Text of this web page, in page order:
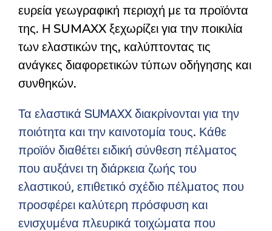
ευρεία γεωγραφική περιοχή με τα προϊόντα
της. Η SUMAXX ξεχωρίζει για την ποικιλία
των ελαστικών της, καλύπτοντας τις
ανάγκες διαφορετικών τύπων οδήγησης και
συνθηκών.
Τα ελαστικά SUMAXX διακρίνονται για την
ποιότητα και την καινοτομία τους. Κάθε
προϊόν διαθέτει ειδική σύνθεση πέλματος
που αυξάνει τη διάρκεια ζωής του
ελαστικού, επιθετικό σχέδιο πέλματος που
προσφέρει καλύτερη πρόσφυση και
ενισχυμένα πλευρικά τοιχώματα που